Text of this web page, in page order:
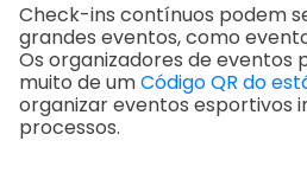
Check-ins contínuos podem
grandes eventos, como
Os organizadores de eventos
muito de umCódigo QR do
organizar eventos esportivos
processos.